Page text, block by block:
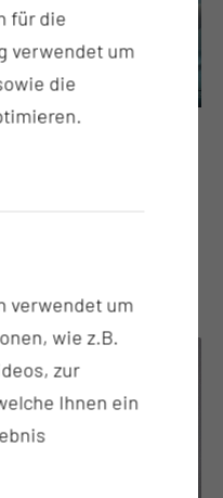
ist durch eine
für die
verwendet um
die
verwendet um
wie z.B.
zur
Ihnen ein